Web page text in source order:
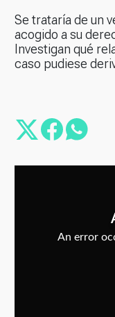
Se trataría de un
acogido a su
Investigan qué
caso pudiese